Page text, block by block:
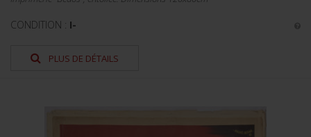
CONDITION : I-
PLUS DE DÉTAILS